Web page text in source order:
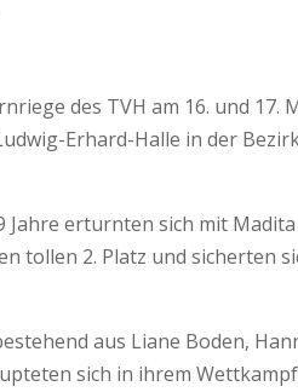
des TVH am 16. und 17.
Erhard-Halle in der
erturnten sich mit
tollen 2. Platz und sicherten
aus Liane Boden,
sich in ihrem